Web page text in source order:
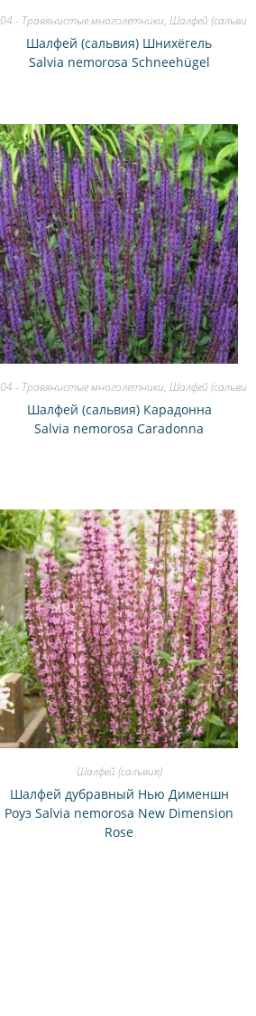
04 - Травянистые многолетники, Шалфей (сальвия)
Шалфей (сальвия) Шнихёгель
Salvia nemorosa Schneehügel
04 - Травянистые многолетники, Шалфей (сальвия)
Шалфей (сальвия) Карадонна
Salvia nemorosa Caradonna
Шалфей (сальвия)
Шалфей дубравный Нью Дименшн
Роуз Salvia nemorosa New Dimension
Rose